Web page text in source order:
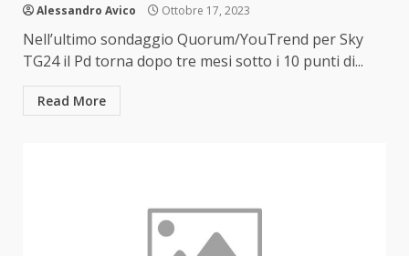
Alessandro Avico Ottobre 17, 2023
Nell’ultimo sondaggio Quorum/YouTrend per Sky
TG24 il Pd torna dopo tre mesi sotto i 10 punti di...
Read More